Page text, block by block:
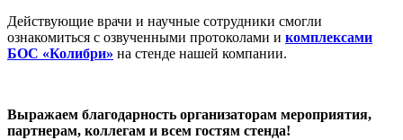
Действующие врачи и научные сотрудники смогли
ознакомиться с озвученными протоколами и комплексами
БОС «Колибри» на стенде нашей компании.
Выражаем благодарность организаторам мероприятия,
партнерам, коллегам и всем гостям стенда!